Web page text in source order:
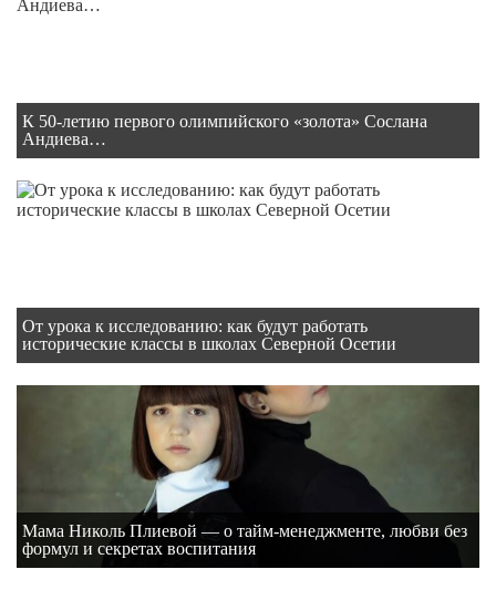
К 50-летию первого олимпийского «золота» Сослана
Андиева…
От урока к исследованию: как будут работать
исторические классы в школах Северной Осетии
Мама Николь Плиевой — о тайм-менеджменте, любви без
формул и секретах воспитания